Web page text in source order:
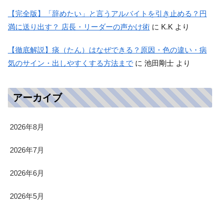
【完全版】「辞めたい」と言うアルバイトを引き止める？円
満に送り出す？ 店長・リーダーの声かけ術 に K.K より
【徹底解説】痰（たん）はなぜできる？原因・色の違い・病
気のサイン・出しやすくする方法まで に 池田剛士 より
アーカイブ
2026年8月
2026年7月
2026年6月
2026年5月